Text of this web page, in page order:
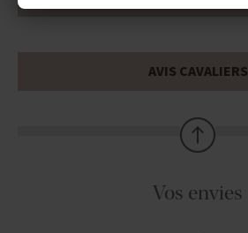
AVIS CAVALIERS
Vos envies